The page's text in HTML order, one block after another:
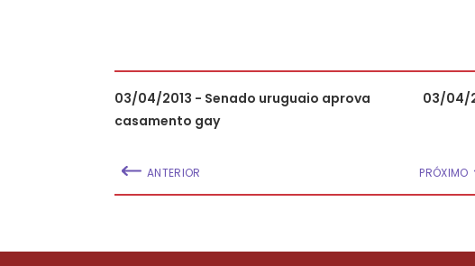
03/04/2013 - Senado uruguaio aprova
casamento gay
ANTERIOR
03/04/
PRÓXIMO